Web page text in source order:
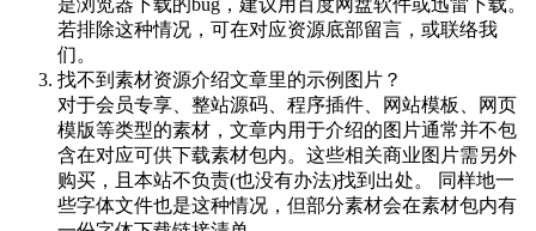
若排除这种情况，可在对应资源底部留言，或联络我
们。
找不到素材资源介绍文章里的示例图片？
对于会员专享、整站源码、程序插件、网站模板、网页
模版等类型的素材，文章内用于介绍的图片通常并不包
含在对应可供下载素材包内。这些相关商业图片需另外
购买，且本站不负责(也没有办法)找到出处。 同样地一
些字体文件也是这种情况，但部分素材会在素材包内有